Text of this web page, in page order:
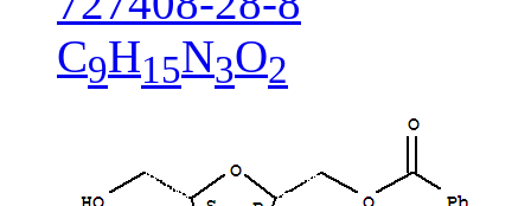
C9H15N3O2